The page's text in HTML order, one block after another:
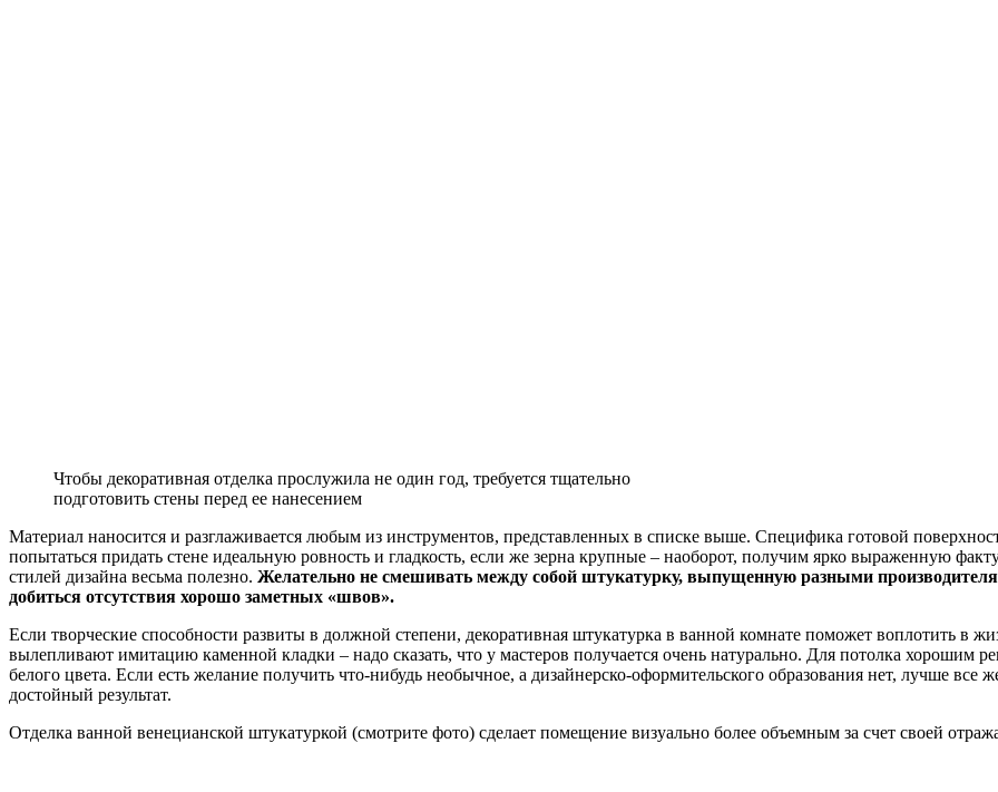
Чтобы декоративная отделка прослужила не один год, требуется тщательно
подготовить стены перед ее нанесением
Материал наносится и разглаживается любым из инструментов, представленных в списке выше. Специфика готовой
попытаться придать стене идеальную ровность и гладкость, если же зерна крупные – наоборот, получим ярко выраженную
стилей дизайна весьма полезно. Желательно не смешивать между собой штукатурку, выпущенную разными
добиться отсутствия хорошо заметных «швов».
Если творческие способности развиты в должной степени, декоративная штукатурка в ванной комнате поможет воплотить в
вылепливают имитацию каменной кладки – надо сказать, что у мастеров получается очень натурально. Для потолка хорошим
белого цвета. Если есть желание получить что-нибудь необычное, а дизайнерско-оформительского образования нет, лучше все
достойный результат.
Отделка ванной венецианской штукатуркой (смотрите фото) сделает помещение визуально более объемным за счет своей